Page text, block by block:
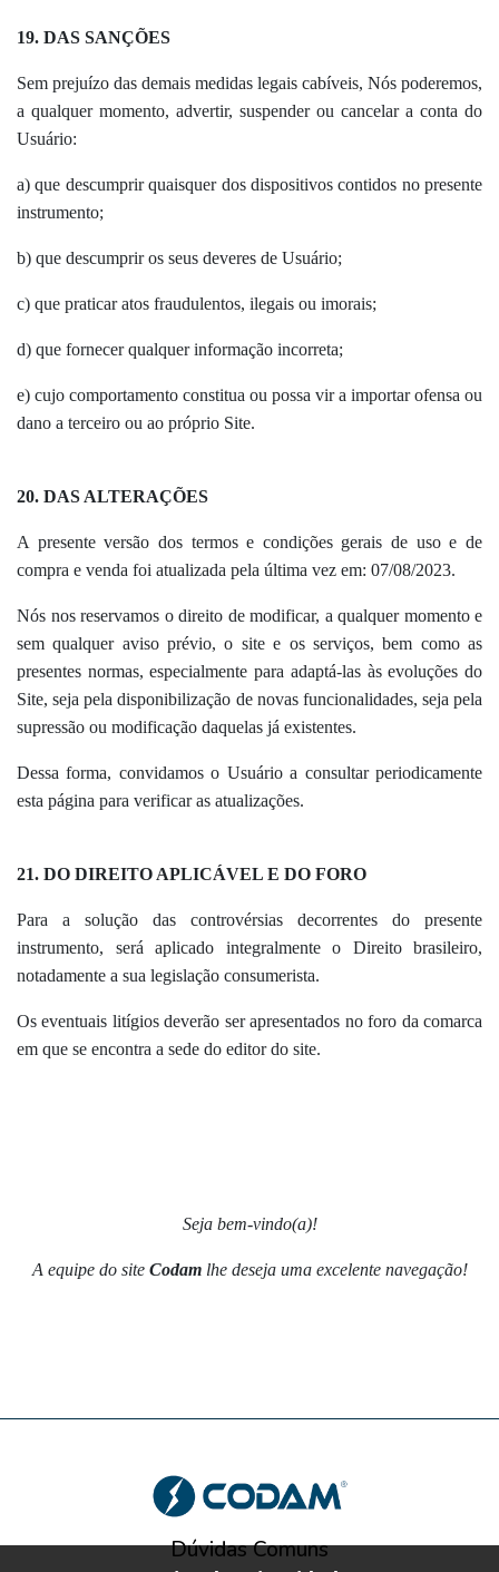
19. DAS SANÇÕES
Sem prejuízo das demais medidas legais cabíveis, Nós poderemos,
a qualquer momento, advertir, suspender ou cancelar a conta do
Usuário:
a) que descumprir quaisquer dos dispositivos contidos no presente
instrumento;
b) que descumprir os seus deveres de Usuário;
c) que praticar atos fraudulentos, ilegais ou imorais;
d) que fornecer qualquer informação incorreta;
e) cujo comportamento constitua ou possa vir a importar ofensa ou
dano a terceiro ou ao próprio Site.
20. DAS ALTERAÇÕES
A presente versão dos termos e condições gerais de uso e de
compra e venda foi atualizada pela última vez em: 07/08/2023.
Nós nos reservamos o direito de modificar, a qualquer momento e
sem qualquer aviso prévio, o site e os serviços, bem como as
presentes normas, especialmente para adaptá-las às evoluções do
Site, seja pela disponibilização de novas funcionalidades, seja pela
supressão ou modificação daquelas já existentes.
Dessa forma, convidamos o Usuário a consultar periodicamente
esta página para verificar as atualizações.
21. DO DIREITO APLICÁVEL E DO FORO
Para a solução das controvérsias decorrentes do presente
instrumento, será aplicado integralmente o Direito brasileiro,
notadamente a sua legislação consumerista.
Os eventuais litígios deverão ser apresentados no foro da comarca
em que se encontra a sede do editor do site.
Seja bem-vindo(a)!
A equipe do site Codam lhe deseja uma excelente navegação!
Dúvidas Comuns